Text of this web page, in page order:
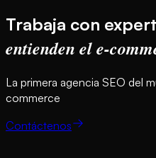
Trabaja con
entienden el e-
La primera agencia SEO del
commerce
Contáctenos